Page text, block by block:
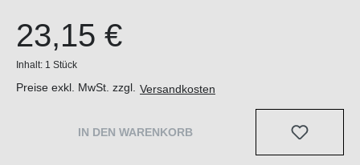
23,15 €
Inhalt: 1 Stück
Preise exkl. MwSt. zzgl. Versandkosten
IN DEN WARENKORB